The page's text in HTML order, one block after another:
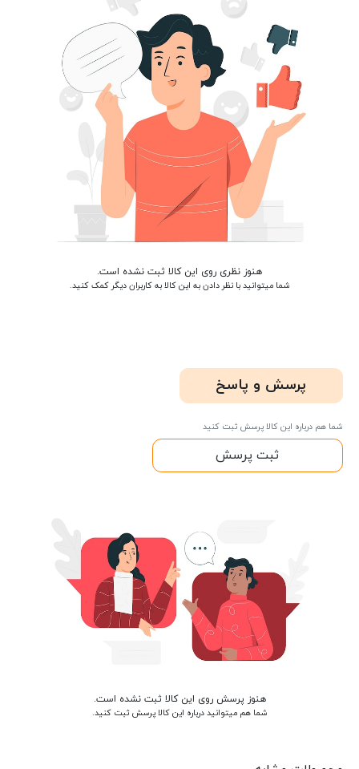
هنوز نظری روی این کالا ثبت نشده است.
شما میتوانید با نظر دادن به این کالا به کاربران دیگر کمک کنید.
پرسش و پاسخ
شما هم درباره این کالا پرسش ثبت کنید
ثبت پرسش
هنوز پرسش روی این کالا ثبت نشده است.
شما هم میتوانید درباره این کالا پرسش ثبت کنید.